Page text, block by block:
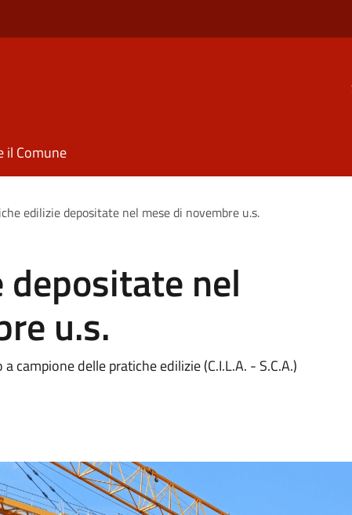
il Comune
edilizie depositate nel mese di novembre u.s.
nel
u.s.
campione delle pratiche edilizie (C.I.L.A. - S.C.A.)